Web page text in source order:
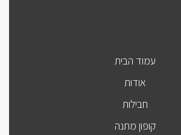
עמוד הבית
אודות
חבילות
קופון מתנה